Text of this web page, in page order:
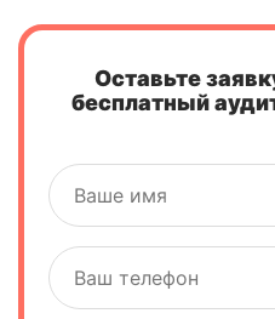
Оставьте
бесплатный